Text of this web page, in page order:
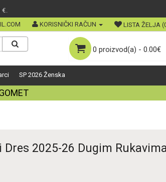
€.
KORISNIČKI RAČUN LISTA ŽELJA
0 proizvod(a) - 0.00€
SP 2026 Ženska
2025-26 Dugim